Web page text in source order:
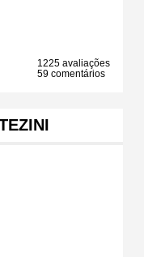
1225 avaliações
59 comentários